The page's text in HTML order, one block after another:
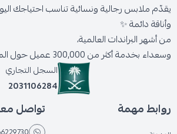
يقدّم ملابس رجالية ونسائية تناسب احتياجك
وأناقة دائمة ✨
من أشهر البراندات العالمية،
وسعداء بخدمة أكثر من 300,000 عميل حول المملكة.
السجل التجاري
2031106284
روابط مهمة تواصل